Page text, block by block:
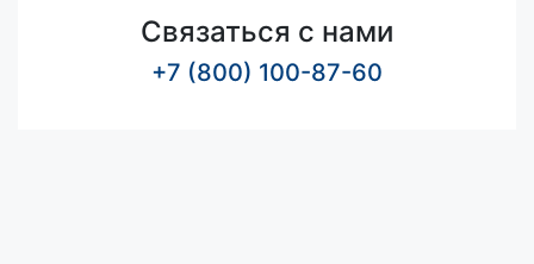
Связаться с нами
+7 (800) 100-87-60